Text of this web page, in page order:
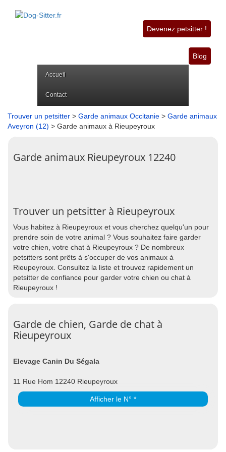
Devenez petsitter !
Blog
Accueil
Contact
Trouver un petsitter > Garde animaux Occitanie > Garde animaux
Aveyron (12) > Garde animaux à Rieupeyroux
Garde animaux Rieupeyroux 12240
Trouver un petsitter à Rieupeyroux
Vous habitez à Rieupeyroux et vous cherchez quelqu'un pour
prendre soin de votre animal ? Vous souhaitez faire garder
votre chien, votre chat à Rieupeyroux ? De nombreux
petsitters sont prêts à s'occuper de vos animaux à
Rieupeyroux. Consultez la liste et trouvez rapidement un
petsitter de confiance pour garder votre chien ou chat à
Rieupeyroux !
Garde de chien, Garde de chat à
Rieupeyroux
Elevage Canin Du Ségala
11 Rue Hom 12240 Rieupeyroux
Afficher le N° *